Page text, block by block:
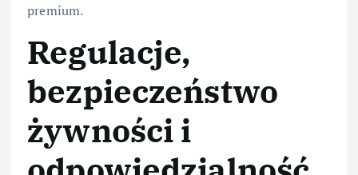
premium.
Regulacje,
bezpieczeństwo
żywności i